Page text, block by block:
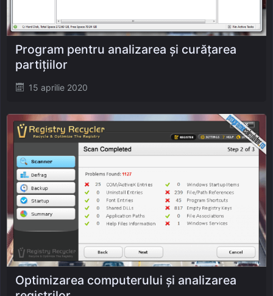
Posted
15 aprilie 2020
Program pentru analizarea și curățarea
partițiilor
Optimizarea computerului și analizarea